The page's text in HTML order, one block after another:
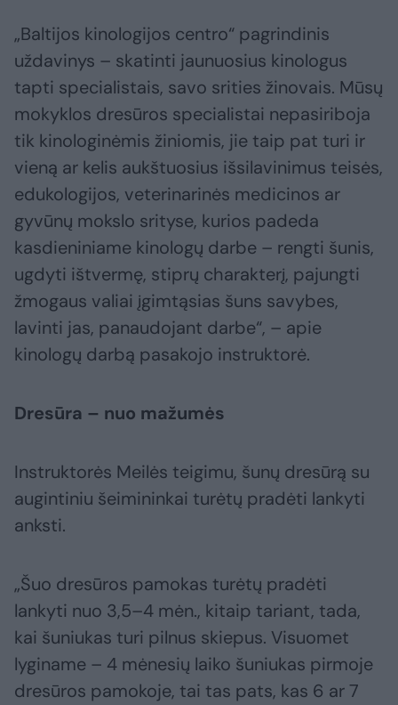
„Baltijos kinologijos centro“ pagrindinis
uždavinys – skatinti jaunuosius kinologus
tapti specialistais, savo srities žinovais. Mūsų
mokyklos dresūros specialistai nepasiriboja
tik kinologinėmis žiniomis, jie taip pat turi ir
vieną ar kelis aukštuosius išsilavinimus teisės,
edukologijos, veterinarinės medicinos ar
gyvūnų mokslo srityse, kurios padeda
kasdieniniame kinologų darbe – rengti šunis,
ugdyti ištvermę, stiprų charakterį, pajungti
žmogaus valiai įgimtąsias šuns savybes,
lavinti jas, panaudojant darbe“, – apie
kinologų darbą pasakojo instruktorė.
Dresūra – nuo mažumės
Instruktorės Meilės teigimu, šunų dresūrą su
augintiniu šeimininkai turėtų pradėti lankyti
anksti.
„Šuo dresūros pamokas turėtų pradėti
lankyti nuo 3,5–4 mėn., kitaip tariant, tada,
kai šuniukas turi pilnus skiepus. Visuomet
lyginame – 4 mėnesių laiko šuniukas pirmoje
dresūros pamokoje, tai tas pats, kas 6 ar 7